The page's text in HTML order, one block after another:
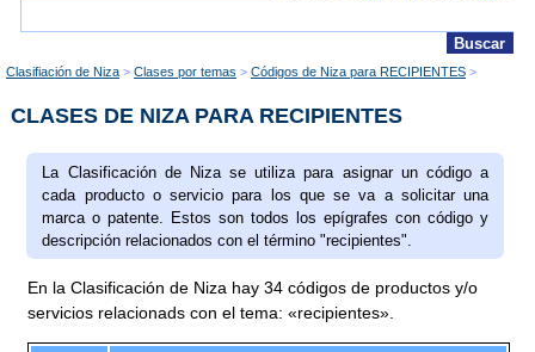
Clasifiación de Niza Clases por temas Códigos de Niza para RECIPIENTES
CLASES DE NIZA PARA RECIPIENTES
La Clasificación de Niza se utiliza para asignar un código a
cada producto o servicio para los que se va a solicitar una
marca o patente. Estos son todos los epígrafes con código y
descripción relacionados con el término "recipientes".
En la Clasificación de Niza hay 34 códigos de productos y/o
servicios relacionads con el tema: «recipientes».